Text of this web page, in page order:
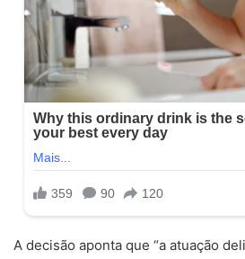
A decisão aponta que “a atuação